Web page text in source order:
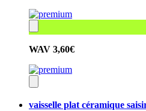
WAV 3,60€
vaisselle plat céramique